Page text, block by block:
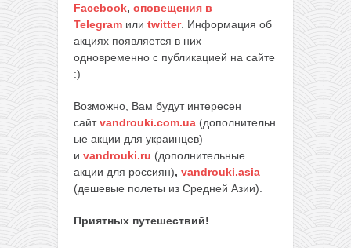
Facebook, оповещения в
Telegram или twitter. Информация об
акциях появляется в них
одновременно с публикацией на сайте
:)
Возможно, Вам будут интересен
сайтvandrouki.com.ua (дополнительн
ые акции для украинцев)
и vandrouki.ru (дополнительные
акции для россиян), vandrouki.asia
(дешевые полеты из Средней Азии).
Приятных путешествий!